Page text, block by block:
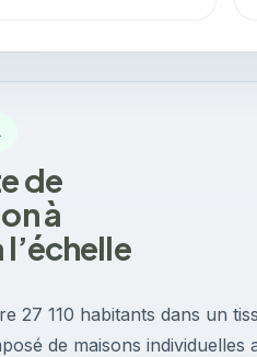
de
à
l’échelle
27 110 habitants dans un
de maisons individuelles